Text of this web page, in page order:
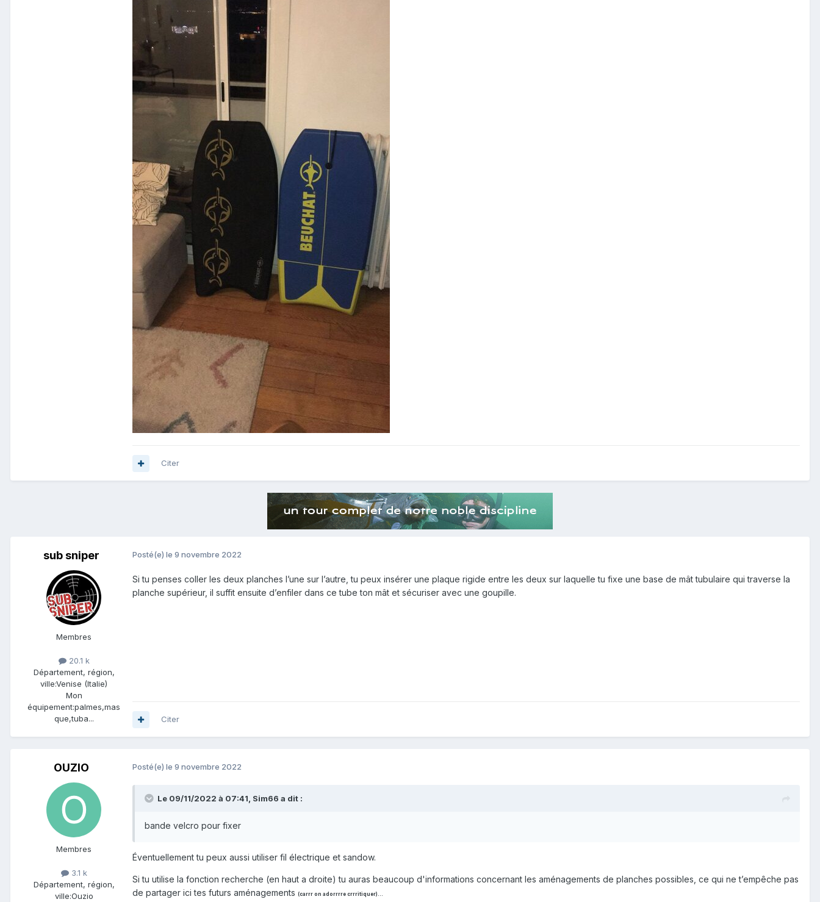
Citer
sub sniper
Membres
20.1 k
Département, région,
ville:Venise (Italie)
Mon
équipement:palmes,mas
que,tuba...
Posté(e) le 9 novembre 2022
Si tu penses coller les deux planches l’une sur l’autre, tu peux insérer une plaque rigide entre les deux sur laquelle tu fixe une base de mât tubulaire qui traverse la
planche supérieur, il suffit ensuite d’enfiler dans ce tube ton mât et sécuriser avec une goupille.
Citer
OUZIO
Membres
3.1 k
Département, région,
ville:Ouzio
Posté(e) le 9 novembre 2022
Le 09/11/2022 à 07:41, Sim66 a dit :
bande velcro pour fixer
Éventuellement tu peux aussi utiliser fil électrique et sandow.
Si tu utilise la fonction recherche (en haut a droite) tu auras beaucoup d'informations concernant les aménagements de planches possibles, ce qui ne t’empêche pas
de partager ici tes futurs aménagements (carrr on adorrrre crrritiquer)...